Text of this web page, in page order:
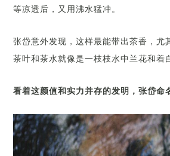
等凉透后，又用沸水猛冲。
张岱意外发现，这样最能带出茶香，尤
茶叶和茶水就像是一枝枝水中兰花和着
看着这颜值和实力并存的发明，张岱命